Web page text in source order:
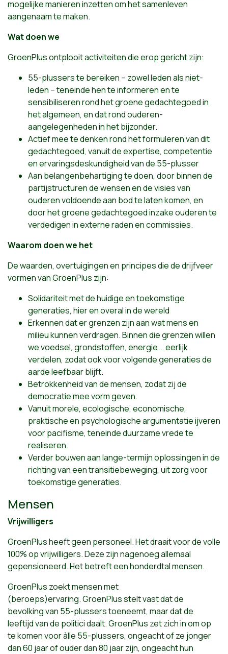
mogelijke manieren inzetten om het samenleven
aangenaam te maken.
Wat doen we
GroenPlus ontplooit activiteiten die erop gericht zijn:
55-plussers te bereiken – zowel leden als niet-
leden – teneinde hen te informeren en te
sensibiliseren rond het groene gedachtegoed in
het algemeen, en dat rond ouderen-
aangelegenheden in het bijzonder.
Actief mee te denken rond het formuleren van dit
gedachtegoed, vanuit de expertise, competentie
en ervaringsdeskundigheid van de 55-plusser
Aan belangenbehartiging te doen, door binnen de
partijstructuren de wensen en de visies van
ouderen voldoende aan bod te laten komen, en
door het groene gedachtegoed inzake ouderen te
verdedigen in externe raden en commissies.
Waarom doen we het
De waarden, overtuigingen en principes die de drijfveer
vormen van GroenPlus zijn:
Solidariteit met de huidige en toekomstige
generaties, hier en overal in de wereld
Erkennen dat er grenzen zijn aan wat mens en
milieu kunnen verdragen. Binnen die grenzen willen
we voedsel, grondstoffen, energie... eerlijk
verdelen, zodat ook voor volgende generaties de
aarde leefbaar blijft.
Betrokkenheid van de mensen, zodat zij de
democratie mee vorm geven.
Vanuit morele, ecologische, economische,
praktische en psychologische argumentatie ijveren
voor pacifisme, teneinde duurzame vrede te
realiseren.
Verder bouwen aan lange-termijn oplossingen in de
richting van een transitiebeweging, uit zorg voor
toekomstige generaties.
Mensen
Vrijwilligers
GroenPlus heeft geen personeel. Het draait voor de volle
100% op vrijwilligers. Deze zijn nagenoeg allemaal
gepensioneerd. Het betreft een honderdtal mensen.
GroenPlus zoekt mensen met
(beroeps)ervaring. GroenPlus stelt vast dat de
bevolking van 55-plussers toeneemt, maar dat de
leeftijd van de politici daalt. GroenPlus zet zich in om op
te komen voor àlle 55-plussers, ongeacht of ze jonger
dan 60 jaar of ouder dan 80 jaar zijn, ongeacht hun